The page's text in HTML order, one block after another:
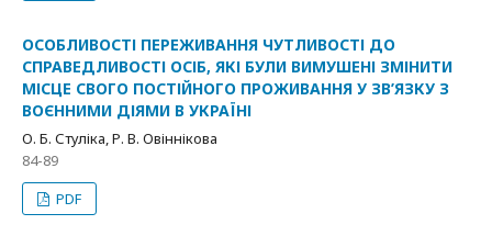
ОСОБЛИВОСТІ ПЕРЕЖИВАННЯ ЧУТЛИВОСТІ ДО
СПРАВЕДЛИВОСТІ ОСІБ, ЯКІ БУЛИ ВИМУШЕНІ ЗМІНИТИ
МІСЦЕ СВОГО ПОСТІЙНОГО ПРОЖИВАННЯ У ЗВ’ЯЗКУ З
ВОЄННИМИ ДІЯМИ В УКРАЇНІ
О. Б. Стуліка, Р. В. Овіннікова
84-89
PDF